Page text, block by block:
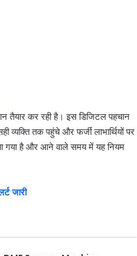
तैयार कर रही है। इस डिजिटल पहचान
तक पहुंचे और फर्जी लाभार्थियों पर
गया है और आने वाले समय में यह नियम
जारी